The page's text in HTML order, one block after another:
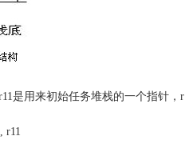
是用来初始任务堆栈的一个指针，